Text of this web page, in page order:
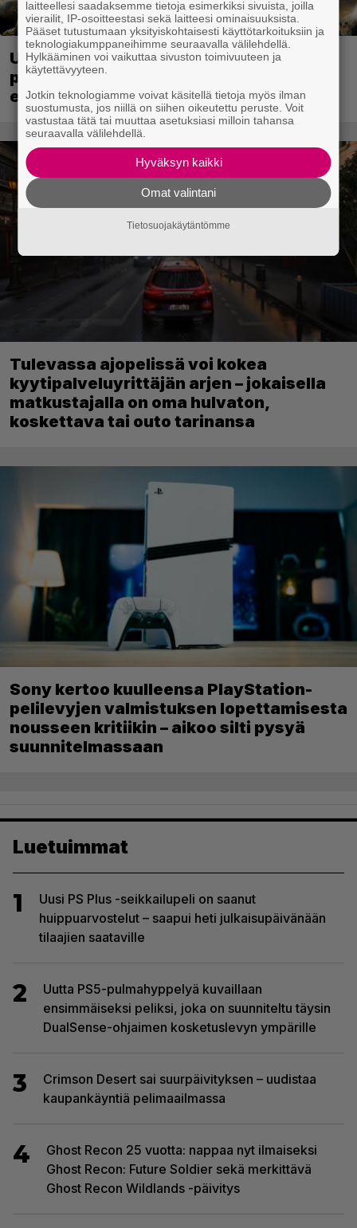
Ubisoft vahvisti uuden Ghost Recon -
pelin – kutsuu pelaajat mukaan
ennakkotestiin
Tulevassa ajopelissä voi kokea
kyytipalveluyrittäjän arjen – jokaisella
matkustajalla on oma hulvaton,
koskettava tai outo tarinansa
Sony kertoo kuulleensa PlayStation-
pelilevyjen valmistuksen lopettamisesta
nousseen kritiikin – aikoo silti pysyä
suunnitelmassaan
Luetuimmat
1
Uusi PS Plus -seikkailupeli on saanut
huippuarvostelut – saapui heti julkaisupäivänään
tilaajien saataville
2
Uutta PS5-pulmahyppelyä kuvaillaan
ensimmäiseksi peliksi, joka on suunniteltu täysin
DualSense-ohjaimen kosketuslevyn ympärille
3
Crimson Desert sai suurpäivityksen – uudistaa
kaupankäyntiä pelimaailmassa
4
Ghost Recon 25 vuotta: nappaa nyt ilmaiseksi
Ghost Recon: Future Soldier sekä merkittävä
Ghost Recon Wildlands -päivitys
laitteellesi saadaksemme tietoja esimerkiksi sivuista, joilla
vierailit, IP-osoitteestasi sekä laitteesi ominaisuuksista.
Pääset tutustumaan yksityiskohtaisesti käyttötarkoituksiin ja
teknologiakumppaneihimme seuraavalla välilehdellä.
Hylkääminen voi vaikuttaa sivuston toimivuuteen ja
käytettävyyteen.
Jotkin teknologiamme voivat käsitellä tietoja myös ilman
suostumusta, jos niillä on siihen oikeutettu peruste. Voit
vastustaa tätä tai muuttaa asetuksiasi milloin tahansa
seuraavalla välilehdellä.
Hyväksyn kaikki
Omat valintani
Tietosuojakäytäntömme